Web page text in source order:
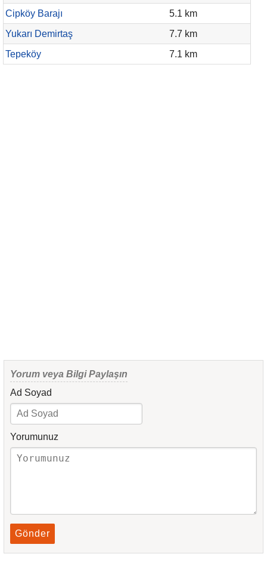
Cipköy Barajı
5.1 km
Yukarı Demirtaş
7.7 km
Tepeköy
7.1 km
Yorum veya Bilgi Paylaşın
Ad Soyad
Yorumunuz
Gönder